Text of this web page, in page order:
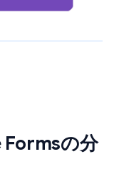
Formsの分